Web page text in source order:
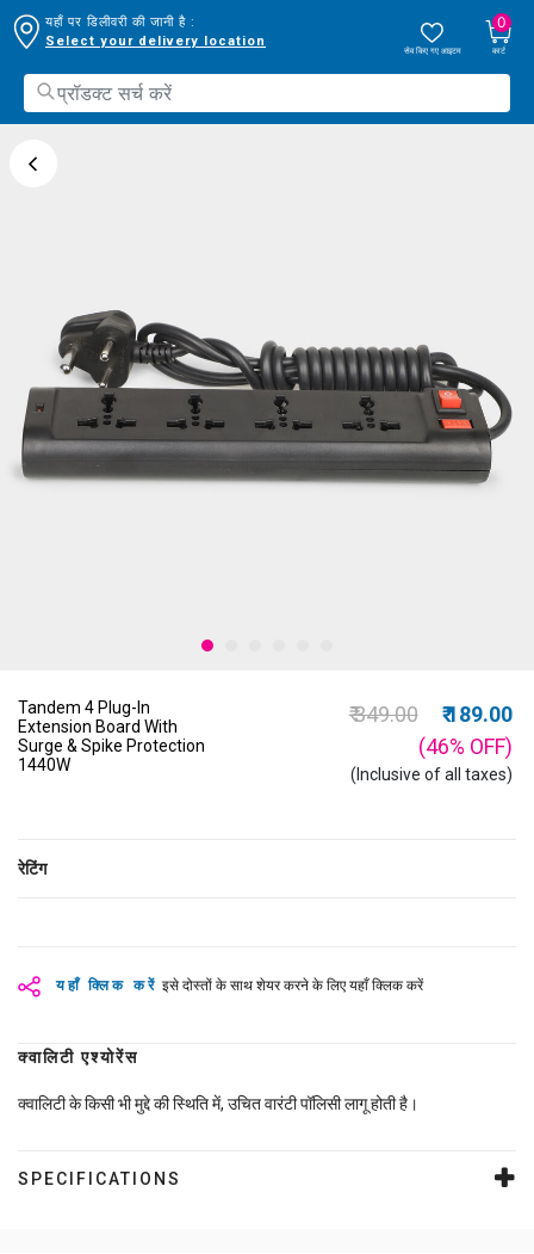
यहाँ पर डिलीवरी की जानी है :
Select your delivery location
सेव किए गए आइटम
0
कार्ट
Tandem 4 Plug-In
Extension Board With
Surge & Spike Protection
1440W
Price reduced from
₹ 349.00to
₹ 189.00
(46% OFF)
(Inclusive of all taxes)
रेटिंग
यहाँ क्लिक करें इसे दोस्तों के साथ शेयर करने के लिए यहाँ क्लिक करें
क्वालिटी एश्योरेंस
क्वालिटी के किसी भी मुद्दे की स्थिति में, उचित वारंटी पॉलिसी लागू होती है।
SPECIFICATIONS